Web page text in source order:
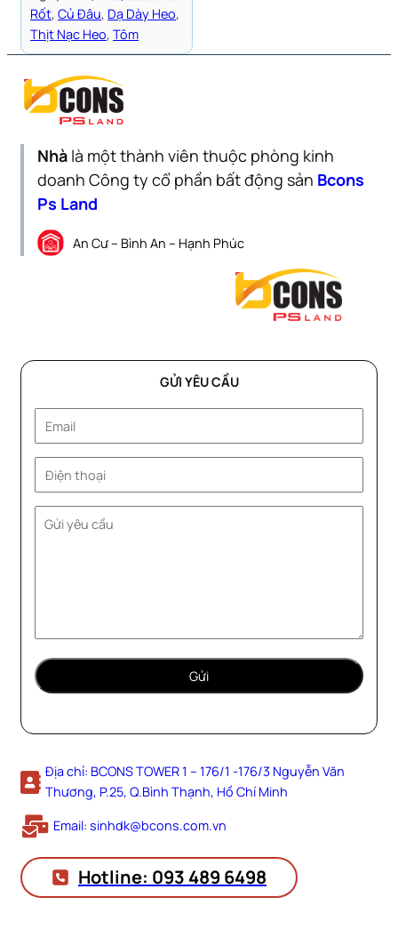
Rốt, Củ Đâu, Dạ Dày Heo
Thịt Nạc Heo, Tôm
Nhà là một thành viên thuộc phòng kinh
doanh Công ty cổ phần bất động sản Bcons
Ps Land
An Cư – Bình An – Hạnh Phúc
GỬI YÊU CẦU
Địa chỉ: BCONS TOWER 1 – 176/1 -176/3 Nguyễn Văn
Thương, P.25, Q.Bình Thạnh, Hồ Chí Minh
Email: sinhdk@bcons.com.vn
Hotline: 093 489 6498